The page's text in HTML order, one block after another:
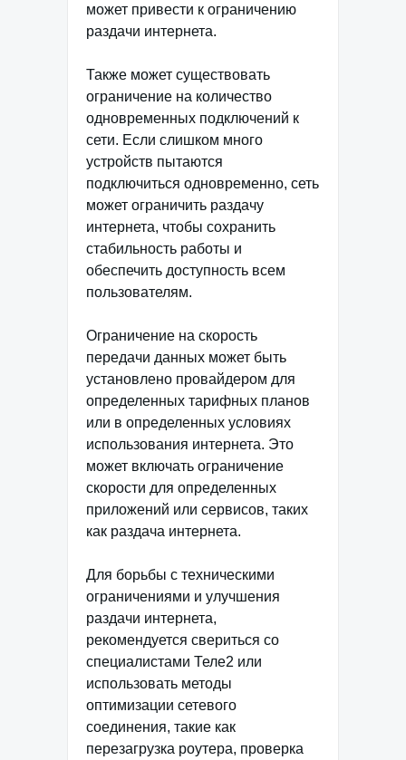
может привести к ограничению
раздачи интернета.
Также может существовать
ограничение на количество
одновременных подключений к
сети. Если слишком много
устройств пытаются
подключиться одновременно, сеть
может ограничить раздачу
интернета, чтобы сохранить
стабильность работы и
обеспечить доступность всем
пользователям.
Ограничение на скорость
передачи данных может быть
установлено провайдером для
определенных тарифных планов
или в определенных условиях
использования интернета. Это
может включать ограничение
скорости для определенных
приложений или сервисов, таких
как раздача интернета.
Для борьбы с техническими
ограничениями и улучшения
раздачи интернета,
рекомендуется свериться со
специалистами Теле2 или
использовать методы
оптимизации сетевого
соединения, такие как
перезагрузка роутера, проверка